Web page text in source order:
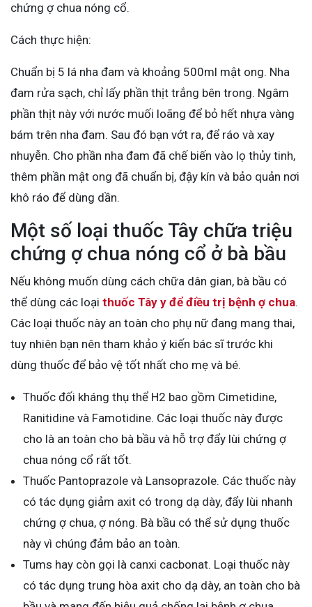
chứng ợ chua nóng cổ.
Cách thực hiện:
Chuẩn bị 5 lá nha đam và khoảng 500ml mật ong. Nha
đam rửa sạch, chỉ lấy phần thịt trắng bên trong. Ngâm
phần thịt này với nước muối loãng để bỏ hết nhựa vàng
bám trên nha đam. Sau đó bạn vớt ra, để ráo và xay
nhuyễn. Cho phần nha đam đã chế biến vào lọ thủy tinh,
thêm phần mật ong đã chuẩn bị, đậy kín và bảo quản nơi
khô ráo để dùng dần.
Một số loại thuốc Tây chữa triệu
chứng ợ chua nóng cổ ở bà bầu
Nếu không muốn dùng cách chữa dân gian, bà bầu có
thể dùng các loại thuốc Tây y để điều trị bệnh ợ chua.
Các loại thuốc này an toàn cho phụ nữ đang mang thai,
tuy nhiên bạn nên tham khảo ý kiến bác sĩ trước khi
dùng thuốc để bảo vệ tốt nhất cho mẹ và bé.
Thuốc đối kháng thụ thể H2 bao gồm Cimetidine,
Ranitidine và Famotidine. Các loại thuốc này được
cho là an toàn cho bà bầu và hỗ trợ đẩy lùi chứng ợ
chua nóng cổ rất tốt.
Thuốc Pantoprazole và Lansoprazole. Các thuốc này
có tác dụng giảm axit có trong dạ dày, đẩy lùi nhanh
chứng ợ chua, ợ nóng. Bà bầu có thể sử dụng thuốc
này vì chúng đảm bảo an toàn.
Tums hay còn gọi là canxi cacbonat. Loại thuốc này
có tác dụng trung hòa axit cho dạ dày, an toàn cho bà